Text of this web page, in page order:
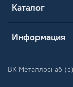
Каталог
Информация
ВК Металлоснаб